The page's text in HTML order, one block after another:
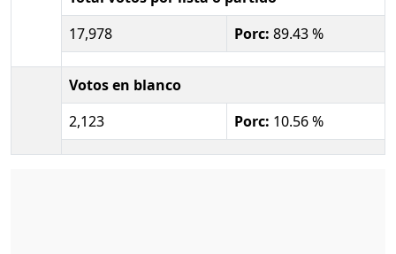
17,978
Porc: 89.43 %
Votos en blanco
2,123
Porc: 10.56 %